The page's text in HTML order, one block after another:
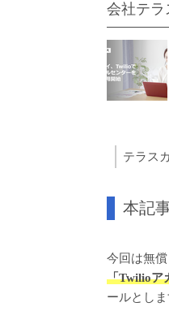
会社テラ
テラス
本記
今回は無償
「Twilioア
ールとしま